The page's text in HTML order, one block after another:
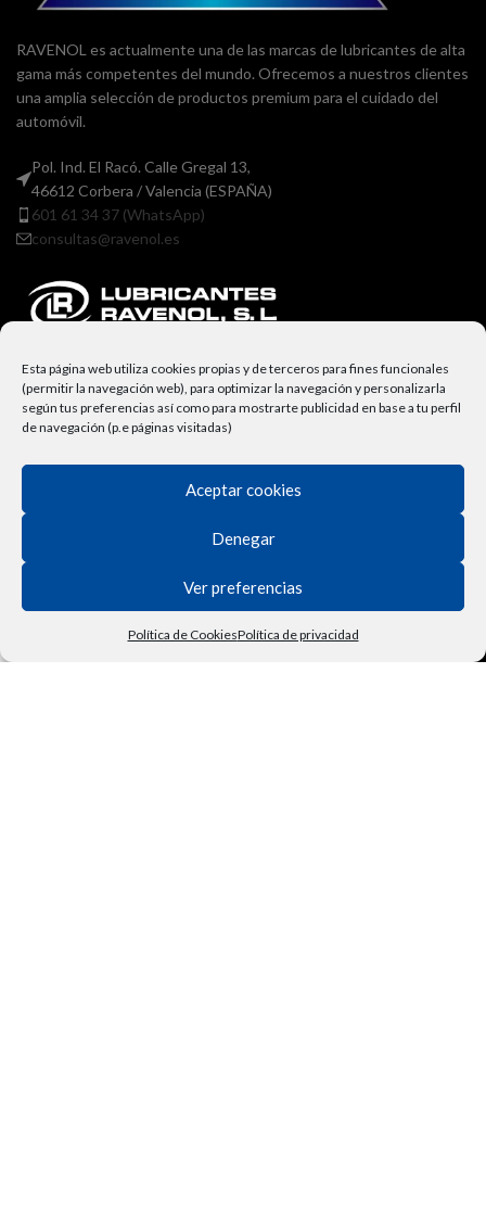
Esta página web utiliza cookies propias y de terceros para fines funcionales
(permitir la navegación web), para optimizar la navegación y personalizarla
según tus preferencias así como para mostrarte publicidad en base a tu perfil
de navegación (p.e páginas visitadas)
Aceptar cookies
Denegar
Ver preferencias
Política de CookiesPolítica de privacidad
RAVENOL es actualmente una de las marcas de lubricantes de alta
gama más competentes del mundo. Ofrecemos a nuestros clientes
una amplia selección de productos premium para el cuidado del
automóvil.
Pol. Ind. El Racó. Calle Gregal 13,
46612 Corbera / Valencia (ESPAÑA)
601 61 34 37 (WhatsApp)
consultas@ravenol.es
Lubricantes Ravenol
Términos y Condiciones
Derecho de Desisitimiento
Política de Privacidad
CarritoMi cuentaVehículo